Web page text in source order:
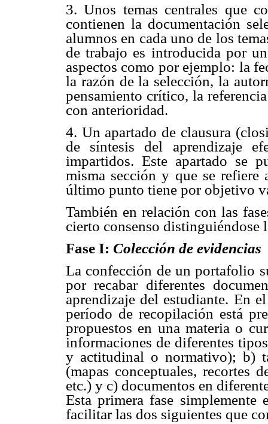
3. Unos temas centrales que
contienen la documentación
alumnos en cada uno de los
de trabajo es introducida por
aspectos como por ejemplo: la
la razón de la selección, la
pensamiento crítico, la
con anterioridad.
4. Un apartado de clausura
de síntesis del aprendizaje
impartidos. Este apartado se
misma sección y que se refiere
último punto tiene por objetivo
También en relación con las
cierto consenso distinguiéndose
Fase I: Colección de evidencias
La confección de un portafolio
por recabar diferentes
aprendizaje del estudiante. En
período de recopilación está
propuestos en una materia o
informaciones de diferentes
y actitudinal o normativo); b)
(mapas conceptuales, recortes
etc.) y c) documentos en
Esta primera fase
facilitar las dos siguientes que